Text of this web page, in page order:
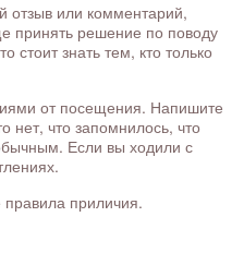
отзыв или комментарий,
принять решение по поводу
стоит знать тем, кто только
от посещения. Напишите
нет, что запомнилось, что
Если вы ходили с
правила приличия.